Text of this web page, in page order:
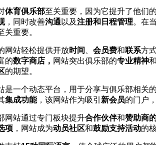
体育俱乐部至关重要，因为它提升了他们
，同时改善沟通 以及注册和日程管理。在
关重要。
网站轻松提供开放时间 会员费和联系方
的数字商店， 网站突出俱乐部的专业精神
的期望。
是一个动态平台，用于分享与俱乐部相关
集成功能，该网站作为吸引 新会员的门户
网站通过专门板块提升合作伙伴和赞助商
项 ，网站成为动员社区和鼓励支持活动的